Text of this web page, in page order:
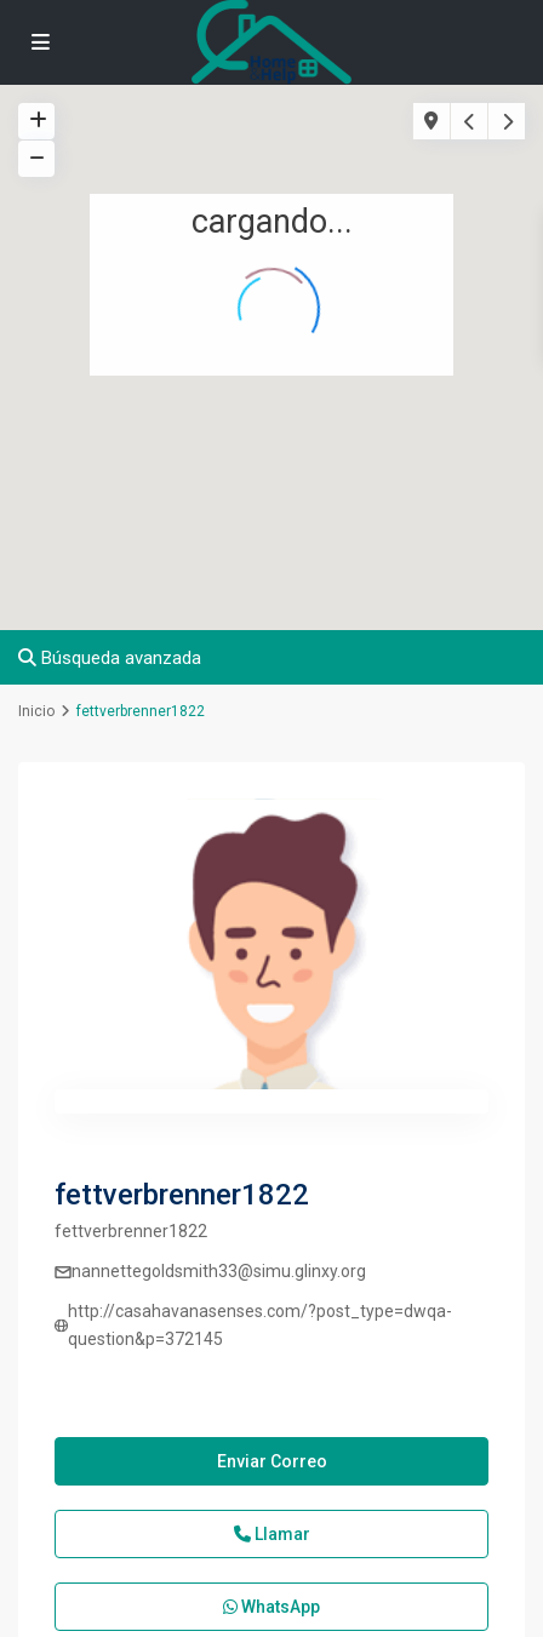
cargando...
Búsqueda avanzada
Inicio fettverbrenner1822
fettverbrenner1822
fettverbrenner1822
nannettegoldsmith33@simu.glinxy.org
http://casahavanasenses.com/?post_type=dwqa-
question&p=372145
Enviar Correo
Llamar
WhatsApp